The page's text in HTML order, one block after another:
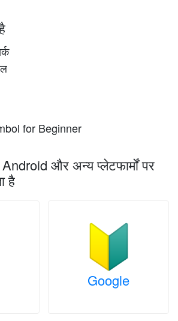
for Beginner
और अन्य प्लेटफार्मों पर
है
Google